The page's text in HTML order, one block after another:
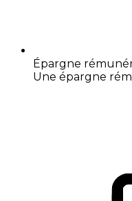
Épargne
Une épargne